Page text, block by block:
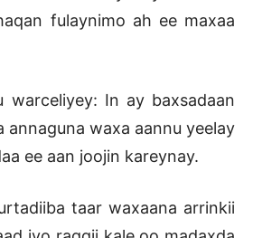
fulaynimo ah ee maxaa
warceliyey: In ay baxsadaan
annaguna waxa aannu yeelay
ee aan joojin kareynay.
taar waxaana arrinkii